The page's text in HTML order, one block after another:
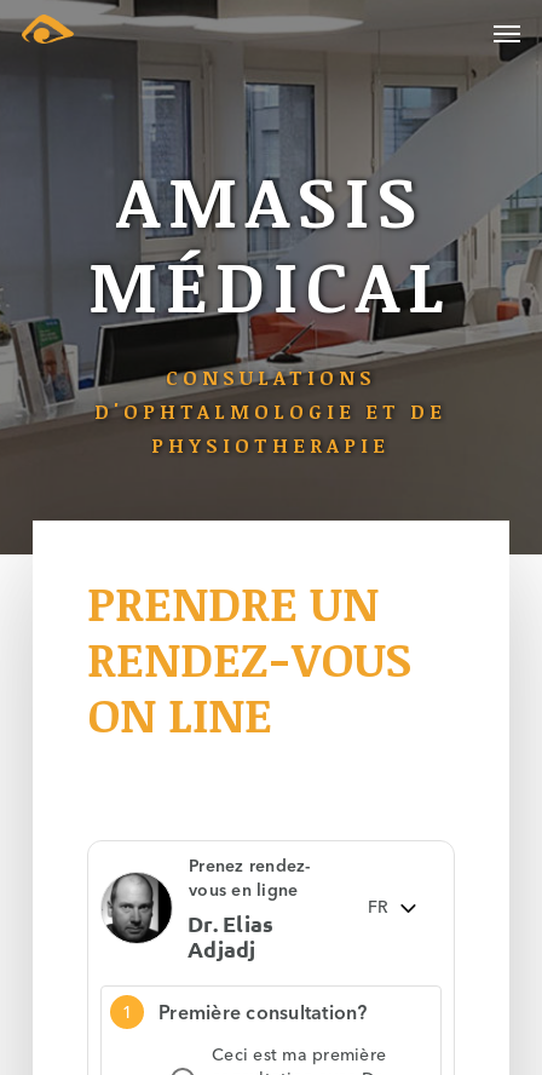
Skip
Menu
AMASIS
MÉDICAL
CONSULATIONS
D'OPHTALMOLOGIE ET
DE
PHYSIOTHERAPIE
PRENDRE UN
RENDEZ-VOUS
ON LINE